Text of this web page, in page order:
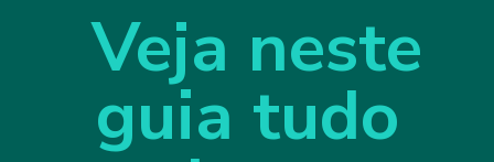
Veja neste
guia tudo